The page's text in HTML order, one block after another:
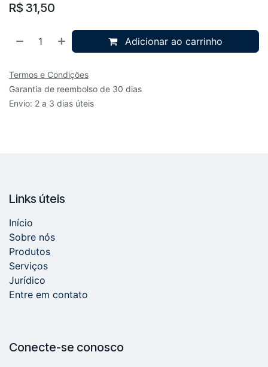
R$ 31,50
Adicionar ao carrinho
Termos e Condições
Garantia de reembolso de 30 dias
Envio: 2 a 3 dias úteis
Links úteis
Início
Sobre nós
Produtos
Serviços
Jurídico
Entre em contato
Conecte-se conosco